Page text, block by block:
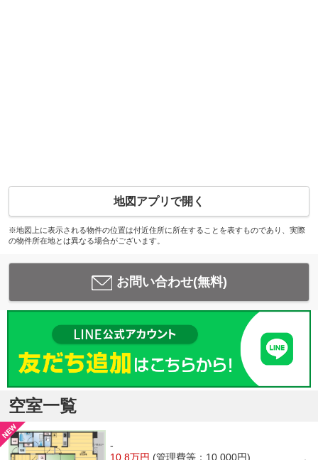
地図アプリで開く
※地図上に表示される物件の位置は付近住所に所在することを表すものであり、実際
の物件所在地とは異なる場合がございます。
お問い合わせ(無料)
空室一覧
-
10.8万円 (管理費等：10,000円)